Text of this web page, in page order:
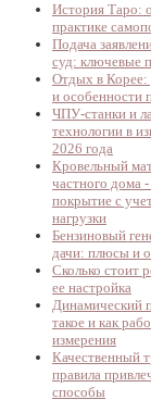
История Таро:
практике
Подача
суд: ключевые
Отдых в Корее:
и особенности
ЧПУ-станки и
технологии в
2026 года
Кровельный
частного дома
покрытие с
нагрузки
Бензиновый
дачи: плюсы и
Сколько стоит
ее настройка
Динамический
такое и как
измерения
Качественный
правила
способы